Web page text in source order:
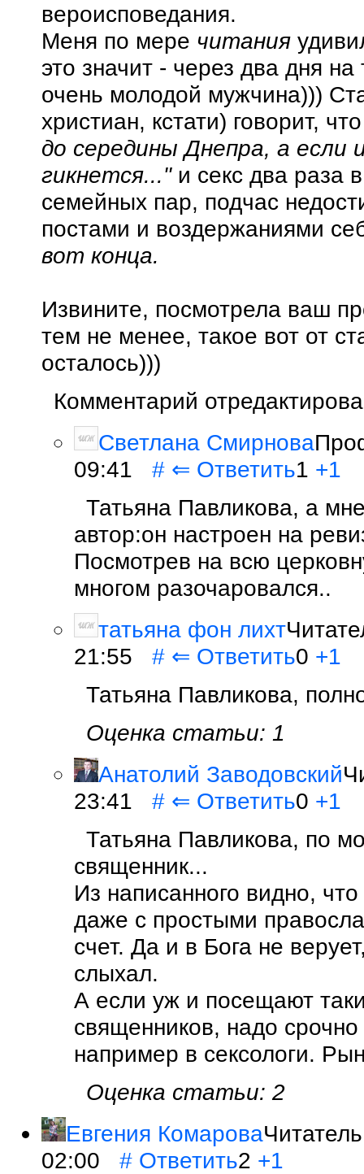
вероисповедания.
Меня по мере читания
это значит - через два дня
очень молодой мужчина)))
христиан, кстати) говорит,
до середины Днепра, а
гикнется..."и секс два раза
семейных пар, подчас
постами и воздержаниями
вот конца.
Извините, посмотрела ваш
тем не менее, такое вот от
осталось)))
Комментарий
Светлана Смирнова
09:41 # ⇐ Ответить1 +1
Татьяна Павликова, а
автор:он настроен на
Посмотрев на всю
многом разочаровался..
татьяна фон лихт
21:55 # ⇐ Ответить0 +1
Татьяна Павликова,
Оценка статьи: 1
Анатолий Заводовский
23:41 # ⇐ Ответить0 +1
Татьяна Павликова, по
священник...
Из написанного видно,
даже с простыми
счет. Да и в Бога не
слыхал.
А если уж и посещают
священников, надо
например в сексологи.
Оценка статьи: 2
Евгения Комарова
02:00 # Ответить2 +1